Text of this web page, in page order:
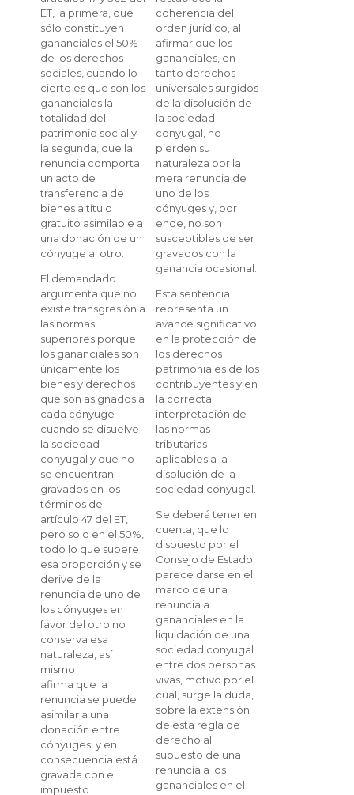
ET, la primera, que
sólo constituyen
gananciales el 50%
de los derechos
sociales, cuando lo
cierto es que son los
gananciales la
totalidad del
patrimonio social y
la segunda, que la
renuncia comporta
un acto de
transferencia de
bienes a título
gratuito asimilable a
una donación de un
cónyuge al otro.
El demandado
argumenta que no
existe transgresión a
las normas
superiores porque
los gananciales son
únicamente los
bienes y derechos
que son asignados a
cada cónyuge
cuando se disuelve
la sociedad
conyugal y que no
se encuentran
gravados en los
términos del
artículo 47 del ET,
pero solo en el 50%,
todo lo que supere
esa proporción y se
derive de la
renuncia de uno de
los cónyuges en
favor del otro no
conserva esa
naturaleza, así
mismo
afirma que la
renuncia se puede
asimilar a una
donación entre
cónyuges, y en
consecuencia está
gravada con el
impuesto
coherencia del
orden jurídico, al
afirmar que los
gananciales, en
tanto derechos
universales surgidos
de la disolución de
la sociedad
conyugal, no
pierden su
naturaleza por la
mera renuncia de
uno de los
cónyuges y, por
ende, no son
susceptibles de ser
gravados con la
ganancia ocasional.
Esta sentencia
representa un
avance significativo
en la protección de
los derechos
patrimoniales de los
contribuyentes y en
la correcta
interpretación de
las normas
tributarias
aplicables a la
disolución de la
sociedad conyugal.
Se deberá tener en
cuenta, que lo
dispuesto por el
Consejo de Estado
parece darse en el
marco de una
renuncia a
gananciales en la
liquidación de una
sociedad conyugal
entre dos personas
vivas, motivo por el
cual, surge la duda,
sobre la extensión
de esta regla de
derecho al
supuesto de una
renuncia a los
gananciales en el